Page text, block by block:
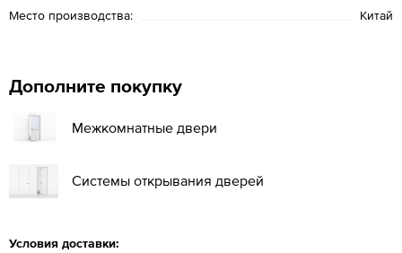
Место производства:
Китай
Дополните покупку
Межкомнатные двери
Системы открывания дверей
Условия доставки: